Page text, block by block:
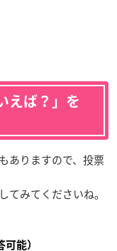
えば？」を
ありますので、投票
てみてくださいね。
能）